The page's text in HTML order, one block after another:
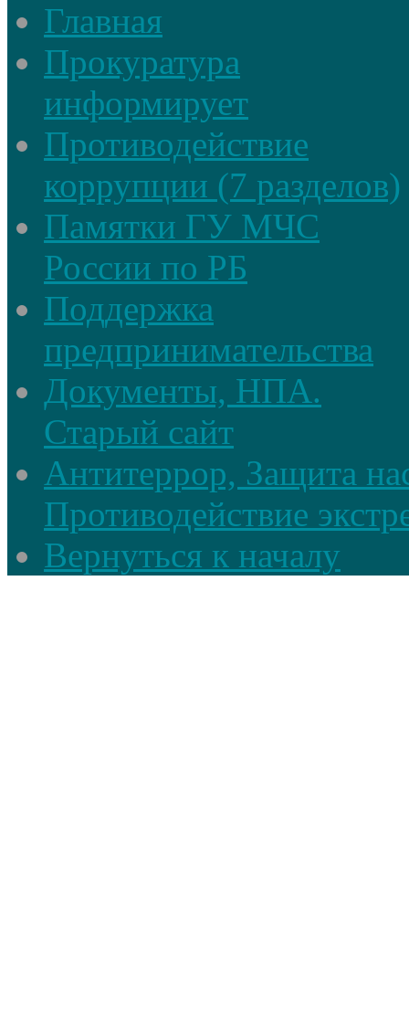
Главная
Прокуратура
информирует
Противодействие
коррупции (7 разделов)
Памятки ГУ МЧС
России по РБ
Поддержка
предпринимательства
Документы, НПА.
Старый сайт
Антитеррор, Защита
Противодействие
Вернуться к началу